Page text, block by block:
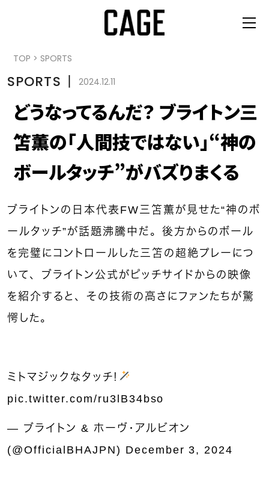
TOP > SPORTS
SPORTS 丨 2024.12.11
どうなってるんだ？ ブライトン三
笘薫の「人間技ではない」“神の
ボールタッチ”がバズりまくる
ブライトンの日本代表FW三笘薫が見せた“神のボ
ールタッチ”が話題沸騰中だ。後方からのボール
を完璧にコントロールした三笘の超絶プレーにつ
いて、ブライトン公式がピッチサイドからの映像
を紹介すると、その技術の高さにファンたちが驚
愕した。
ミトマジックなタッチ！
pic.twitter.com/ru3lB34bso
— ブライトン & ホーヴ・アルビオン
(@OfficialBHAJPN) December 3, 2024